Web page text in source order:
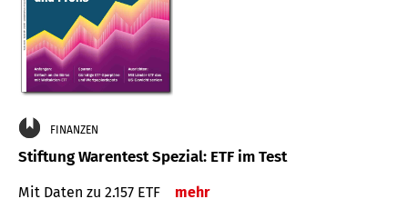
FINANZEN
Stiftung Warentest Spezial: ETF im Test
Mit Daten zu 2.157 ETF mehr